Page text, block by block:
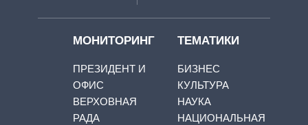
МОНИТОРИНГ
ПРЕЗИДЕНТ И
ОФИС
ВЕРХОВНАЯ
РАДА
ТЕМАТИКИ
БИЗНЕС
КУЛЬТУРА
НАУКА
НАЦИОНАЛЬНАЯ